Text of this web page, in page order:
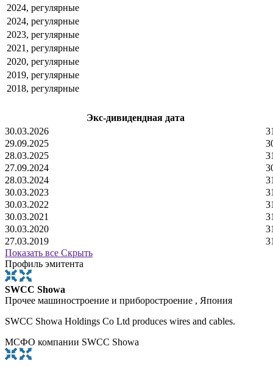
2024, регулярные
2024, регулярные
2023, регулярные
2021, регулярные
2020, регулярные
2019, регулярные
2018, регулярные
Экс-дивидендная дата
30.03.2026
29.09.2025
28.03.2025
27.09.2024
28.03.2024
30.03.2023
30.03.2022
30.03.2021
30.03.2020
27.03.2019
Показать все Скрыть
Профиль эмитента
SWCC Showa
Прочее машиностроение и приборостроение , Япония
SWCC Showa Holdings Co Ltd produces wires and cables.
МСФО компании SWCC Showa